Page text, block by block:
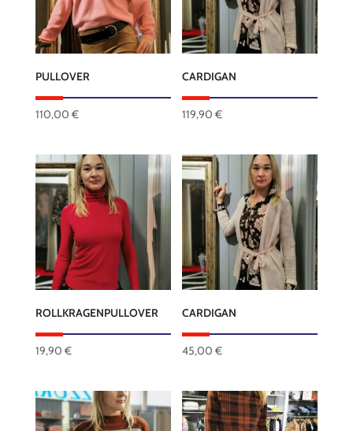
Optionen
auf
der
Produktseite
werden
PULLOVER
110,00 €
CARDIGAN
119,90€
ROLLKRAGENPULLOVER
19,90 €
Produkt
weist
CARDIGAN
45,00€